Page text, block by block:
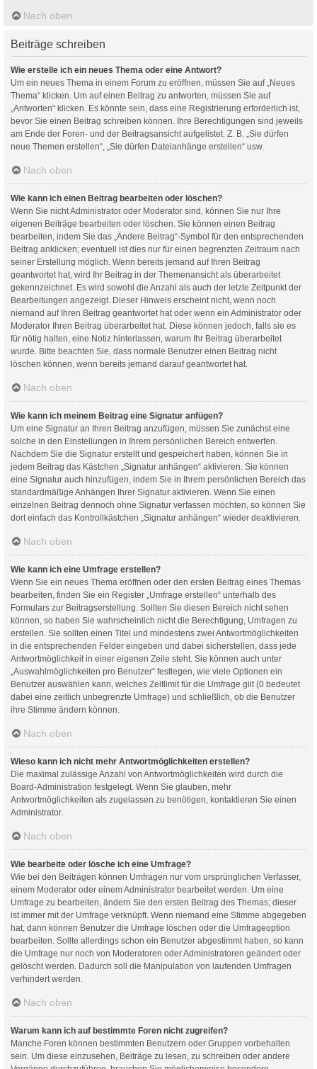
Nach oben
Beiträge schreiben
Wie erstelle ich ein neues Thema oder eine Antwort?
Um ein neues Thema in einem Forum zu eröffnen, müssen Sie auf „Neues
Thema“ klicken. Um auf einen Beitrag zu antworten, müssen Sie auf
„Antworten“ klicken. Es könnte sein, dass eine Registrierung erforderlich ist,
bevor Sie einen Beitrag schreiben können. Ihre Berechtigungen sind jeweils
am Ende der Foren- und der Beitragsansicht aufgelistet. Z. B. „Sie dürfen
neue Themen erstellen“, „Sie dürfen Dateianhänge erstellen“ usw.
Nach oben
Wie kann ich einen Beitrag bearbeiten oder löschen?
Wenn Sie nicht Administrator oder Moderator sind, können Sie nur Ihre
eigenen Beiträge bearbeiten oder löschen. Sie können einen Beitrag
bearbeiten, indem Sie das „Ändere Beitrag“-Symbol für den entsprechenden
Beitrag anklicken; eventuell ist dies nur für einen begrenzten Zeitraum nach
seiner Erstellung möglich. Wenn bereits jemand auf Ihren Beitrag
geantwortet hat, wird Ihr Beitrag in der Themenansicht als überarbeitet
gekennzeichnet. Es wird sowohl die Anzahl als auch der letzte Zeitpunkt der
Bearbeitungen angezeigt. Dieser Hinweis erscheint nicht, wenn noch
niemand auf Ihren Beitrag geantwortet hat oder wenn ein Administrator oder
Moderator Ihren Beitrag überarbeitet hat. Diese können jedoch, falls sie es
für nötig halten, eine Notiz hinterlassen, warum Ihr Beitrag überarbeitet
wurde. Bitte beachten Sie, dass normale Benutzer einen Beitrag nicht
löschen können, wenn bereits jemand darauf geantwortet hat.
Nach oben
Wie kann ich meinem Beitrag eine Signatur anfügen?
Um eine Signatur an Ihren Beitrag anzufügen, müssen Sie zunächst eine
solche in den Einstellungen in Ihrem persönlichen Bereich entwerfen.
Nachdem Sie die Signatur erstellt und gespeichert haben, können Sie in
jedem Beitrag das Kästchen „Signatur anhängen“ aktivieren. Sie können
eine Signatur auch hinzufügen, indem Sie in Ihrem persönlichen Bereich das
standardmäßige Anhängen Ihrer Signatur aktivieren. Wenn Sie einen
einzelnen Beitrag dennoch ohne Signatur verfassen möchten, so können Sie
dort einfach das Kontrollkästchen „Signatur anhängen“ wieder deaktivieren.
Nach oben
Wie kann ich eine Umfrage erstellen?
Wenn Sie ein neues Thema eröffnen oder den ersten Beitrag eines Themas
bearbeiten, finden Sie ein Register „Umfrage erstellen“ unterhalb des
Formulars zur Beitragserstellung. Sollten Sie diesen Bereich nicht sehen
können, so haben Sie wahrscheinlich nicht die Berechtigung, Umfragen zu
erstellen. Sie sollten einen Titel und mindestens zwei Antwortmöglichkeiten
in die entsprechenden Felder eingeben und dabei sicherstellen, dass jede
Antwortmöglichkeit in einer eigenen Zeile steht. Sie können auch unter
„Auswahlmöglichkeiten pro Benutzer“ festlegen, wie viele Optionen ein
Benutzer auswählen kann, welches Zeitlimit für die Umfrage gilt (0 bedeutet
dabei eine zeitlich unbegrenzte Umfrage) und schließlich, ob die Benutzer
ihre Stimme ändern können.
Nach oben
Wieso kann ich nicht mehr Antwortmöglichkeiten erstellen?
Die maximal zulässige Anzahl von Antwortmöglichkeiten wird durch die
Board-Administration festgelegt. Wenn Sie glauben, mehr
Antwortmöglichkeiten als zugelassen zu benötigen, kontaktieren Sie einen
Administrator.
Nach oben
Wie bearbeite oder lösche ich eine Umfrage?
Wie bei den Beiträgen können Umfragen nur vom ursprünglichen Verfasser,
einem Moderator oder einem Administrator bearbeitet werden. Um eine
Umfrage zu bearbeiten, ändern Sie den ersten Beitrag des Themas; dieser
ist immer mit der Umfrage verknüpft. Wenn niemand eine Stimme abgegeben
hat, dann können Benutzer die Umfrage löschen oder die Umfrageoption
bearbeiten. Sollte allerdings schon ein Benutzer abgestimmt haben, so kann
die Umfrage nur noch von Moderatoren oder Administratoren geändert oder
gelöscht werden. Dadurch soll die Manipulation von laufenden Umfragen
verhindert werden.
Nach oben
Warum kann ich auf bestimmte Foren nicht zugreifen?
Manche Foren können bestimmten Benutzern oder Gruppen vorbehalten
sein. Um diese einzusehen, Beiträge zu lesen, zu schreiben oder andere